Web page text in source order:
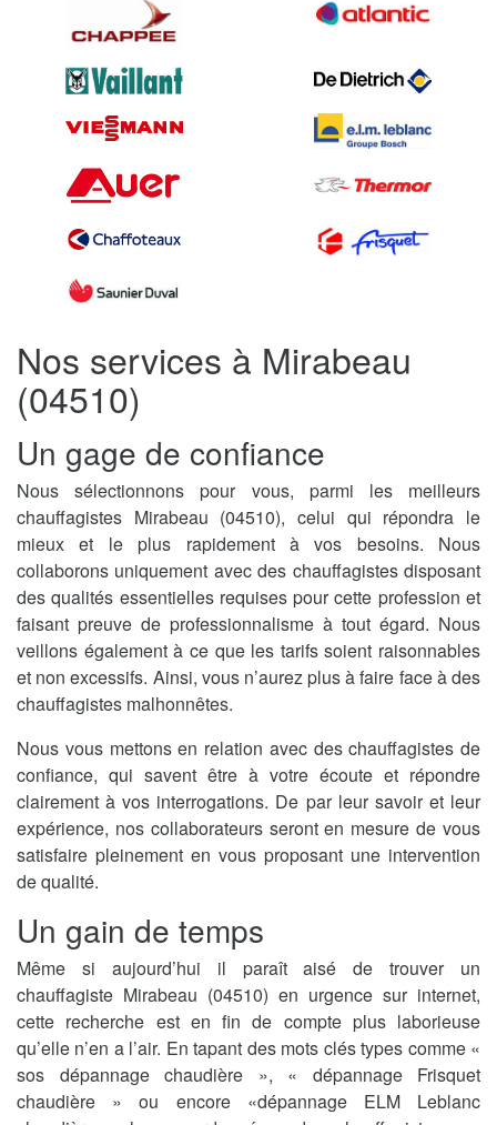
Nos services à Mirabeau
(04510)
Un gage de confiance
Nous sélectionnons pour vous, parmi les meilleurs
chauffagistes Mirabeau (04510), celui qui répondra le
mieux et le plus rapidement à vos besoins. Nous
collaborons uniquement avec des chauffagistes disposant
des qualités essentielles requises pour cette profession et
faisant preuve de professionnalisme à tout égard. Nous
veillons également à ce que les tarifs soient raisonnables
et non excessifs. Ainsi, vous n’aurez plus à faire face à des
chauffagistes malhonnêtes.
Nous vous mettons en relation avec des chauffagistes de
confiance, qui savent être à votre écoute et répondre
clairement à vos interrogations. De par leur savoir et leur
expérience, nos collaborateurs seront en mesure de vous
satisfaire pleinement en vous proposant une intervention
de qualité.
Un gain de temps
Même si aujourd’hui il paraît aisé de trouver un
chauffagiste Mirabeau (04510) en urgence sur internet,
cette recherche est en fin de compte plus laborieuse
qu’elle n’en a l’air. En tapant des mots clés types comme «
sos dépannage chaudière », « dépannage Frisquet
chaudière » ou encore «dépannage ELM Leblanc